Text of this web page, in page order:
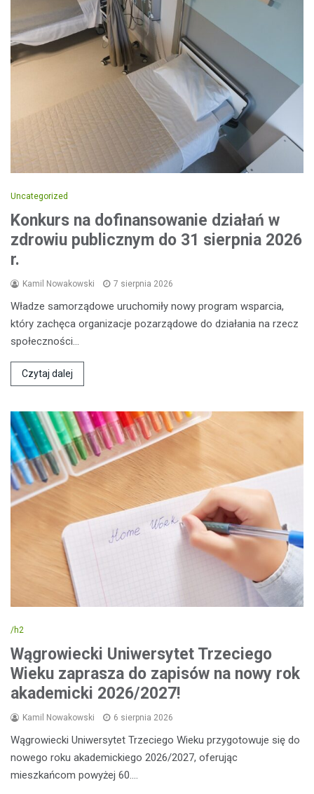
Uncategorized
Konkurs na dofinansowanie działań w
zdrowiu publicznym do 31 sierpnia 2026
r.
Kamil Nowakowski 7 sierpnia 2026
Władze samorządowe uruchomiły nowy program wsparcia,
który zachęca organizacje pozarządowe do działania na rzecz
społeczności…
Czytaj dalej
/h2
Wągrowiecki Uniwersytet Trzeciego
Wieku zaprasza do zapisów na nowy rok
akademicki 2026/2027!
Kamil Nowakowski 6 sierpnia 2026
Wągrowiecki Uniwersytet Trzeciego Wieku przygotowuje się do
nowego roku akademickiego 2026/2027, oferując
mieszkańcom powyżej 60.…